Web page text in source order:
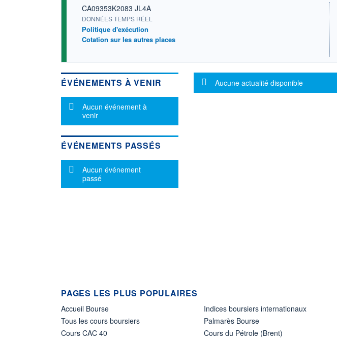
CA09353K2083 JL4A
DONNÉES TEMPS RÉEL
Politique d'exécution
Cotation sur les autres places
ÉVÉNEMENTS À VENIR
Message d'information
Aucun événement à
venir
ÉVÉNEMENTS PASSÉS
Message d'information
Aucun événement
passé
Message d'information
Aucune actualité disponible
PAGES LES PLUS POPULAIRES
Accueil Bourse
Tous les cours boursiers
Cours CAC 40
Indices boursiers internationaux
Palmarès Bourse
Cours du Pétrole (Brent)